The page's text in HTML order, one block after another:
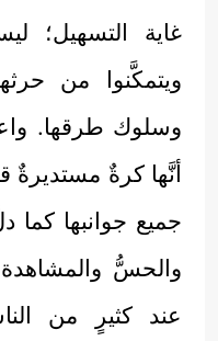
غاية التسهيل؛
ويتمكَّنوا من
وسلوك طرقها.
أنَّها كرةٌ مستديرةٌ
جميع جوانبها كما
والحسُّ
عند كثيرٍ من